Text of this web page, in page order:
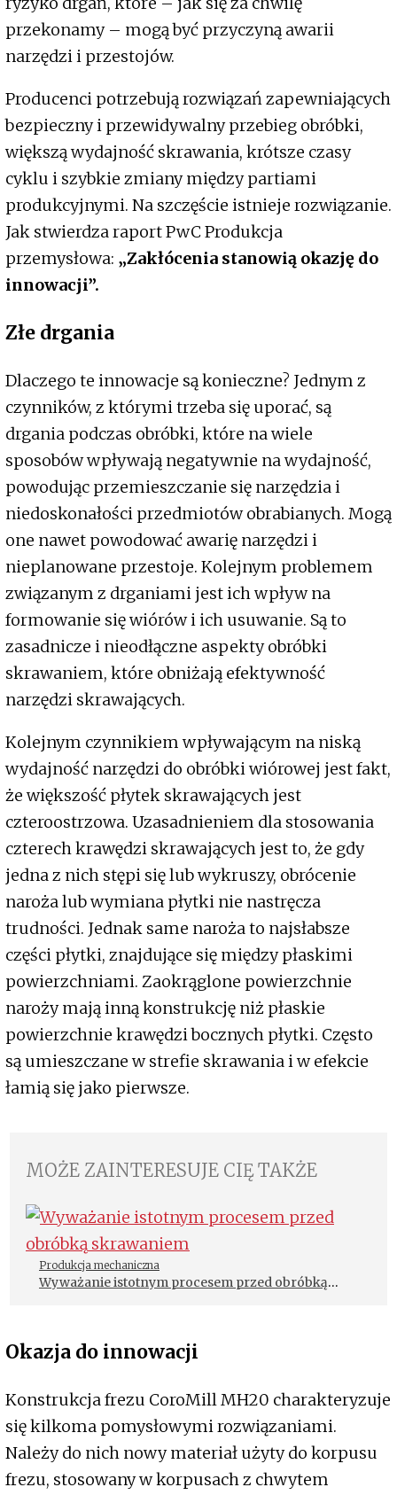
przekonamy – mogą być przyczyną awarii
narzędzi i przestojów.
Producenci potrzebują rozwiązań zapewniających
bezpieczny i przewidywalny przebieg obróbki,
większą wydajność skrawania, krótsze czasy
cyklu i szybkie zmiany między partiami
produkcyjnymi. Na szczęście istnieje rozwiązanie.
Jak stwierdza raport PwC Produkcja
przemysłowa: „Zakłócenia stanowią okazję do
innowacji”.
Złe drgania
Dlaczego te innowacje są konieczne? Jednym z
czynników, z którymi trzeba się uporać, są
drgania podczas obróbki, które na wiele
sposobów wpływają negatywnie na wydajność,
powodując przemieszczanie się narzędzia i
niedoskonałości przedmiotów obrabianych. Mogą
one nawet powodować awarię narzędzi i
nieplanowane przestoje. Kolejnym problemem
związanym z drganiami jest ich wpływ na
formowanie się wiórów i ich usuwanie. Są to
zasadnicze i nieodłączne aspekty obróbki
skrawaniem, które obniżają efektywność
narzędzi skrawających.
Kolejnym czynnikiem wpływającym na niską
wydajność narzędzi do obróbki wiórowej jest fakt,
że większość płytek skrawających jest
czteroostrzowa. Uzasadnieniem dla stosowania
czterech krawędzi skrawających jest to, że gdy
jedna z nich stępi się lub wykruszy, obrócenie
naroża lub wymiana płytki nie nastręcza
trudności. Jednak same naroża to najsłabsze
części płytki, znajdujące się między płaskimi
powierzchniami. Zaokrąglone powierzchnie
naroży mają inną konstrukcję niż płaskie
powierzchnie krawędzi bocznych płytki. Często
są umieszczane w strefie skrawania i w efekcie
łamią się jako pierwsze.
MOŻE ZAINTERESUJE CIĘ TAKŻE
Produkcja mechaniczna
Wyważanie istotnym procesem przed obróbką
Okazja do innowacji
Konstrukcja frezu CoroMill MH20 charakteryzuje
się kilkoma pomysłowymi rozwiązaniami.
Należy do nich nowy materiał użyty do korpusu
frezu, stosowany w korpusach z chwytem